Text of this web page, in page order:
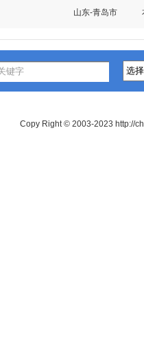
山东-青岛市
Copy Right © 2003-2023 http://